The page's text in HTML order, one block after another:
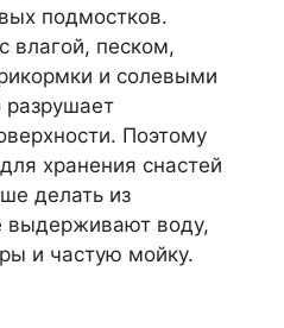
подмостков.
влагой, песком,
и солевыми
Поэтому
хранения снастей
делать из
выдерживают воду,
и частую мойку.